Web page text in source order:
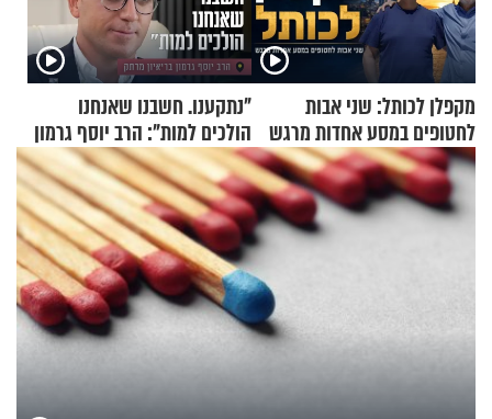
מקפלן לכותל: שני אבות
לחטופים במסע אחדות מרגש
"נתקענו. חשבנו שאנחנו
הולכים למות": הרב יוסף גרמון
בריאיון מרתק